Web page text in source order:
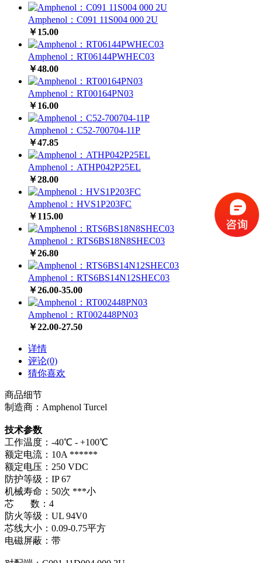
Amphenol：C091 11S004 000 2U
￥15.00
Amphenol：RT06144PWHEC03
￥48.00
Amphenol：RT00164PN03
￥16.00
Amphenol：C52-700704-11P
￥47.85
Amphenol：ATHP042P25EL
￥28.00
Amphenol：HVS1P203FC
￥115.00
Amphenol：RTS6BS18N8SHEC03
￥26.80
Amphenol：RTS6BS14N12SHEC03
￥26.00-35.00
Amphenol：RT002448PN03
￥22.00-27.50
详情
评论(0)
猜你喜欢
商品细节
制造商：Amphenol Turcel
技术参数
工作温度：-40℃ - +100℃
额定电流：10A ******
额定电压：250 VDC
防护等级：IP 67
机械寿命：50次 ***小
芯 数：4
防火等级：UL 94V0
芯线大小：0.09-0.75平方
电磁屏蔽：带